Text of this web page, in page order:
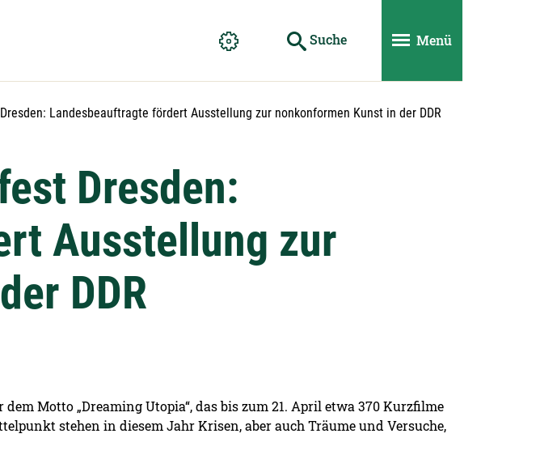
Suche Menü
Landesbeauftragte fördert Ausstellung zur nonkonformen Kunst in der DDR
Dresden:
Ausstellung zur
DDR
Motto „Dreaming Utopia“, das bis zum 21. April etwa 370 Kurzfilme
stehen in diesem Jahr Krisen, aber auch Träume und Versuche,